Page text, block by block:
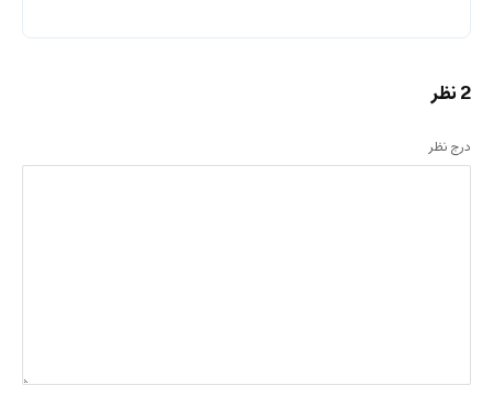
2 نظر
درج نظر